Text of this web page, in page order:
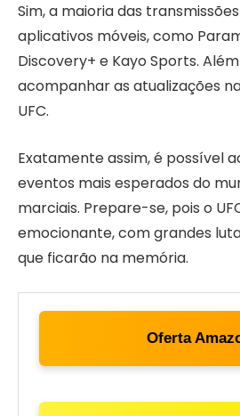
Sim, a maioria das
aplicativos móveis, como
Discovery+ e Kayo Sports.
acompanhar as atualizações
UFC.
Exatamente assim, é possível
eventos mais esperados do
marciais. Prepare-se, pois o
emocionante, com grandes
que ficarão na memória.
Oferta